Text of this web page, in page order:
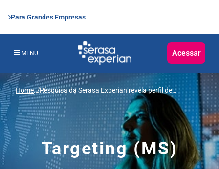
Para Grandes Empresas
MENU Acessar
Home...Pesquisa da Serasa Experian revela perfil de
consumidores de streaming Brasil
Targeting (MS)